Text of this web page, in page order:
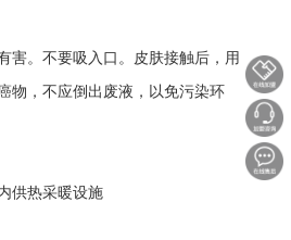
害。不要吸入口。皮肤接触后，用
物，不应倒出废液，以免污染环
供热采暖设施